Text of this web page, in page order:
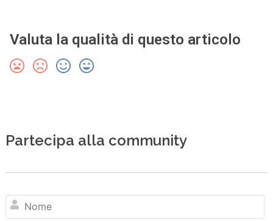
Valuta la qualità di questo articolo
Partecipa alla community